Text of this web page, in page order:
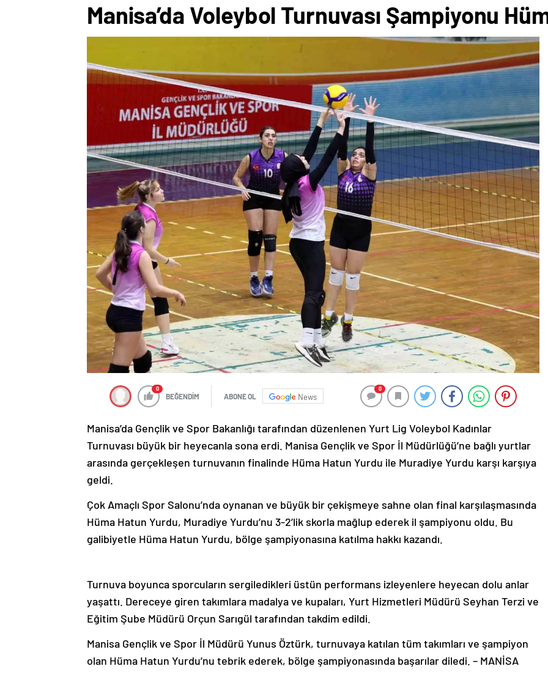
Manisa’da Voleybol Turnuvası Şampiyonu
0
BEĞENDİM ABONE OL News
0
Manisa’da Gençlik ve Spor Bakanlığı tarafından düzenlenen Yurt Lig Voleybol Kadınlar
Turnuvası büyük bir heyecanla sona erdi. Manisa Gençlik ve Spor İl Müdürlüğü’ne bağlı yurtlar
arasında gerçekleşen turnuvanın finalinde Hüma Hatun Yurdu ile Muradiye Yurdu karşı karşıya
geldi.
Çok Amaçlı Spor Salonu’nda oynanan ve büyük bir çekişmeye sahne olan final karşılaşmasında
Hüma Hatun Yurdu, Muradiye Yurdu’nu 3-2’lik skorla mağlup ederek il şampiyonu oldu. Bu
galibiyetle Hüma Hatun Yurdu, bölge şampiyonasına katılma hakkı kazandı.
Turnuva boyunca sporcuların sergiledikleri üstün performans izleyenlere heyecan dolu anlar
yaşattı. Dereceye giren takımlara madalya ve kupaları, Yurt Hizmetleri Müdürü Seyhan Terzi ve
Eğitim Şube Müdürü Orçun Sarıgül tarafından takdim edildi.
Manisa Gençlik ve Spor İl Müdürü Yunus Öztürk, turnuvaya katılan tüm takımları ve şampiyon
olan Hüma Hatun Yurdu’nu tebrik ederek, bölge şampiyonasında başarılar diledi. – MANİSA